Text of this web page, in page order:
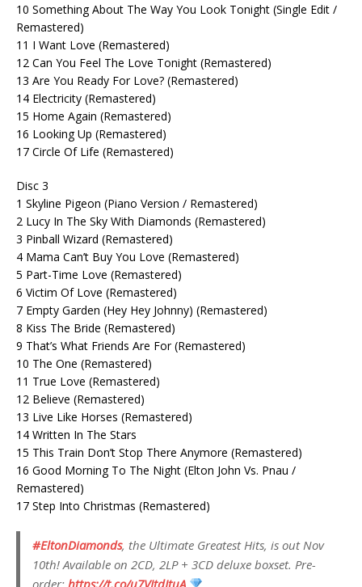
10 Something About The Way You Look Tonight (Single Edit /
Remastered)
11 I Want Love (Remastered)
12 Can You Feel The Love Tonight (Remastered)
13 Are You Ready For Love? (Remastered)
14 Electricity (Remastered)
15 Home Again (Remastered)
16 Looking Up (Remastered)
17 Circle Of Life (Remastered)
Disc 3
1 Skyline Pigeon (Piano Version / Remastered)
2 Lucy In The Sky With Diamonds (Remastered)
3 Pinball Wizard (Remastered)
4 Mama Can’t Buy You Love (Remastered)
5 Part-Time Love (Remastered)
6 Victim Of Love (Remastered)
7 Empty Garden (Hey Hey Johnny) (Remastered)
8 Kiss The Bride (Remastered)
9 That’s What Friends Are For (Remastered)
10 The One (Remastered)
11 True Love (Remastered)
12 Believe (Remastered)
13 Live Like Horses (Remastered)
14 Written In The Stars
15 This Train Don’t Stop There Anymore (Remastered)
16 Good Morning To The Night (Elton John Vs. Pnau /
Remastered)
17 Step Into Christmas (Remastered)
#EltonDiamonds, the Ultimate Greatest Hits, is out Nov
10th! Available on 2CD, 2LP + 3CD deluxe boxset. Pre-
order: https://t.co/u7VItdJtuA